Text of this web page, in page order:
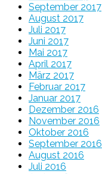
September 2017
August 2017
Juli 2017
Juni 2017
Mai 2017
April 2017
März 2017
Februar 2017
Januar 2017
Dezember 2016
November 2016
Oktober 2016
September 2016
August 2016
Juli 2016